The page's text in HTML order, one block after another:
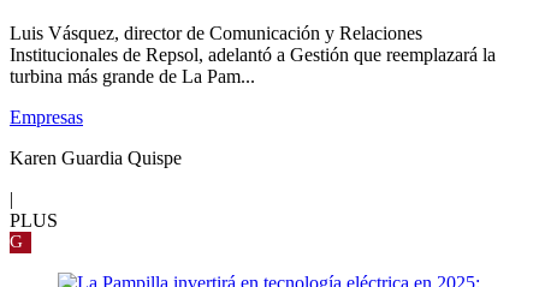
Luis Vásquez, director de Comunicación y Relaciones
Institucionales de Repsol, adelantó a Gestión que reemplazará la
turbina más grande de La Pam...
Empresas
Karen Guardia Quispe
|
PLUS
G